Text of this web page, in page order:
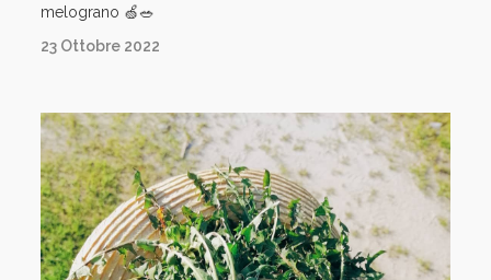
23 Ottobre 2022
melograno 🍏🥗